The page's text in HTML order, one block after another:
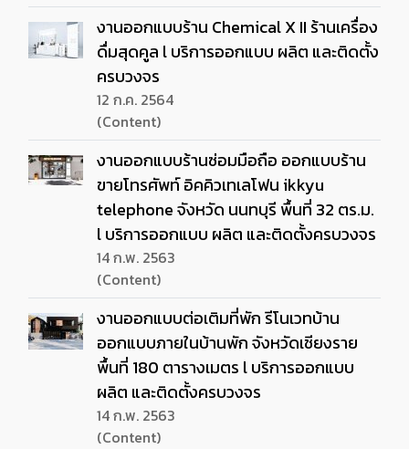
งานออกแบบร้าน Chemical X II ร้านเครื่อง
ดื่มสุดคูล l บริการออกแบบ ผลิต และติดตั้ง
ครบวงจร
12 ก.ค. 2564
(Content)
งานออกแบบร้านซ่อมมือถือ ออกแบบร้าน
ขายโทรศัพท์ อิคคิวเทเลโฟน ikkyu
telephone จังหวัด นนทบุรี พื้นที่ 32 ตร.ม.
l บริการออกแบบ ผลิต และติดตั้งครบวงจร
14 ก.พ. 2563
(Content)
งานออกแบบต่อเติมที่พัก รีโนเวทบ้าน
ออกแบบภายในบ้านพัก จังหวัดเชียงราย
พื้นที่ 180 ตารางเมตร l บริการออกแบบ
ผลิต และติดตั้งครบวงจร
14 ก.พ. 2563
(Content)